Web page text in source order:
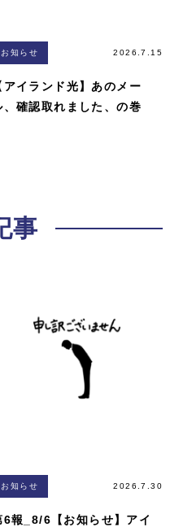
お知らせ 2026.7.15
アイランド光】あのメー
、確認取れました、の巻
事
お知らせ 2026.7.30
6報_8/6【お知らせ】アイ